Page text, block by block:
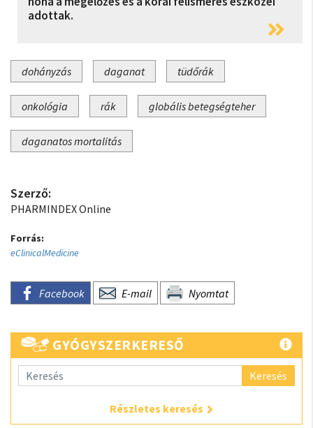
adottak.
dohányzás daganat tüdőrák
onkológia rák globális betegségteher
daganatos mortalitás
Szerző:
PHARMINDEX Online
Forrás:
eClinicalMedicine
Facebook E-mail Nyomtat
GYÓGYSZERKERESŐ
Keresés
Részletes keresés